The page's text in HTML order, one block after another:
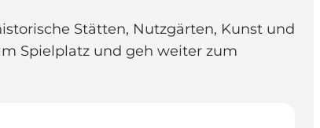
Stätten, Nutzgärten, Kunst und
Spielplatz und geh weiter zum